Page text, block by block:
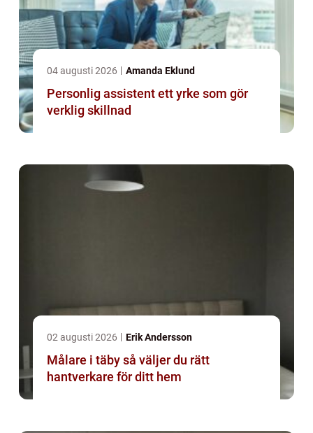
04 augusti 2026 Amanda Eklund
Personlig assistent ett yrke som gör
verklig skillnad
02 augusti 2026 Erik Andersson
Målare i täby så väljer du rätt
hantverkare för ditt hem